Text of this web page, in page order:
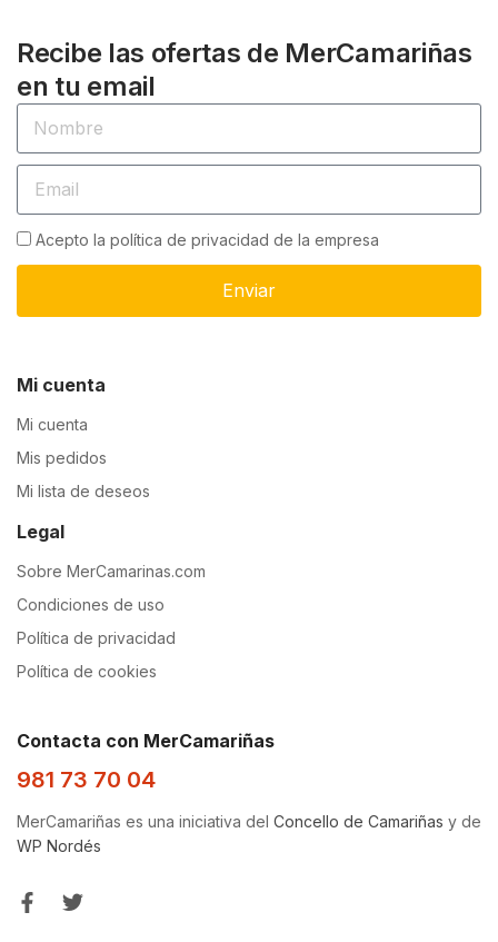
Recibe las ofertas de MerCamariñas
en tu email
Acepto la política de privacidad de la empresa
Enviar
Mi cuenta
Mi cuenta
Mis pedidos
Mi lista de deseos
Legal
Sobre MerCamarinas.com
Condiciones de uso
Política de privacidad
Política de cookies
Contacta con MerCamariñas
981 73 70 04
MerCamariñas es una iniciativa del Concello de Camariñas y de
WP Nordés